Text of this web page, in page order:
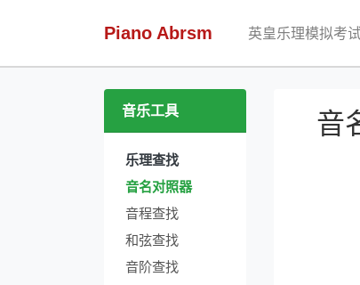
Piano Abrsm 英皇乐理模拟考
音乐工具
乐理查找
音名对照器
音程查找
和弦查找
音阶查找
音